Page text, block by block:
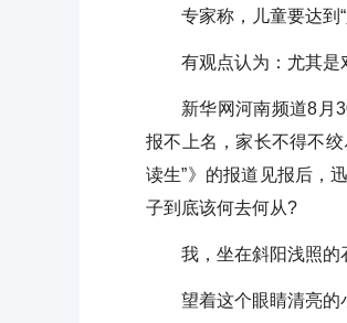
专家称，儿童要达到
有观点认为：尤其是
新华网河南频道8月
报不上名，家长不得不
读生”》的报道见报后，
子到底该何去何从?
我，坐在斜阳浅照的
望着这个眼睛清亮的